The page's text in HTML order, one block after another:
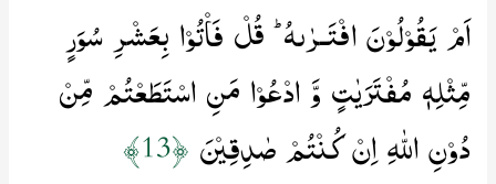
اَمۡ يَقُوۡلُوۡنَ افۡتَـرٰٮهُ​ ؕ قُلۡ فَاۡتُوۡا بِعَشۡرِ سُوَرٍ
مِّثۡلِهٖ مُفۡتَرَيٰتٍ وَّ ادۡعُوۡا مَنِ اسۡتَطَعۡتُمۡ مِّنۡ
دُوۡنِ اللّٰهِ اِنۡ كُنۡتُمۡ صٰدِقِيۡنَ‏﴿13﴾